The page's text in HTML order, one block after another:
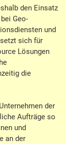
den Einsatz
Geo-
und
sich für
Lösungen
die
der
Aufträge so
und
an der